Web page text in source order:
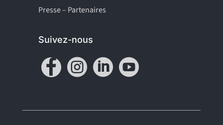
Presse – Partenaires
Suivez-nous
   